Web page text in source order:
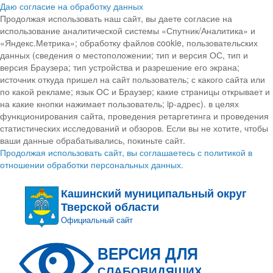
Даю согласие на обработку данных
Продолжая использовать наш сайт, вы даете согласие на
использование аналитической системы «Спутник/Аналитика» и
«Яндекс.Метрика»; обработку файлов cookie, пользовательских
данных (сведения о местоположении; тип и версия ОС, тип и
версия Браузера; тип устройства и разрешение его экрана;
источник откуда пришел на сайт пользователь; с какого сайта или
по какой рекламе; язык ОС и Браузер; какие страницы открывает и
на какие кнопки нажимает пользователь; ip-адрес). в целях
функционирования сайта, проведения ретаргетинга и проведения
статистических исследований и обзоров. Если вы не хотите, чтобы
ваши данные обрабатывались, покиньте сайт.
Продолжая использовать сайт, вы соглашаетесь с политикой в
отношении обработки персональных данных.